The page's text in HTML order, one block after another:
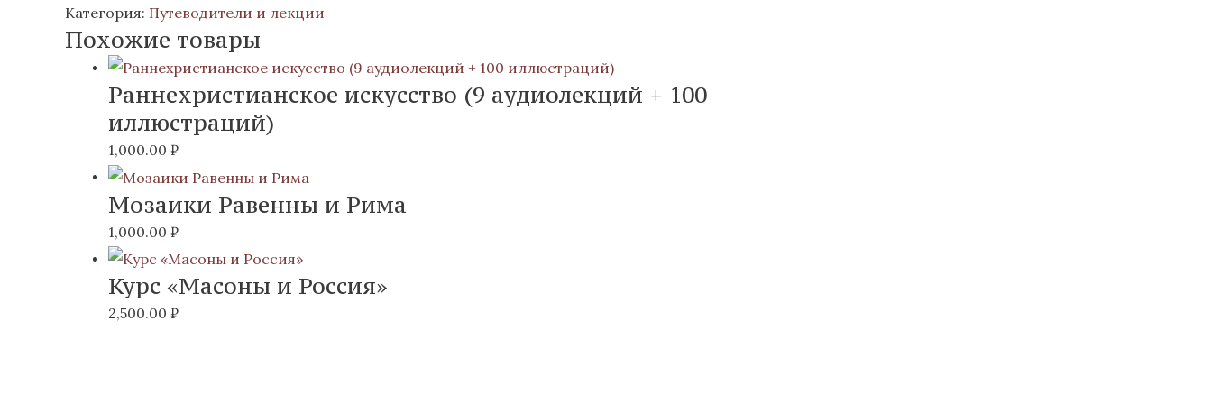
Категория: Путеводители и лекции
Похожие товары
Раннехристианское искусство (9 аудиолекций + 100
иллюстраций)
1,000.00 ₽
Мозаики Равенны и Рима
1,000.00 ₽
Курс «Масоны и Россия»
2,500.00 ₽